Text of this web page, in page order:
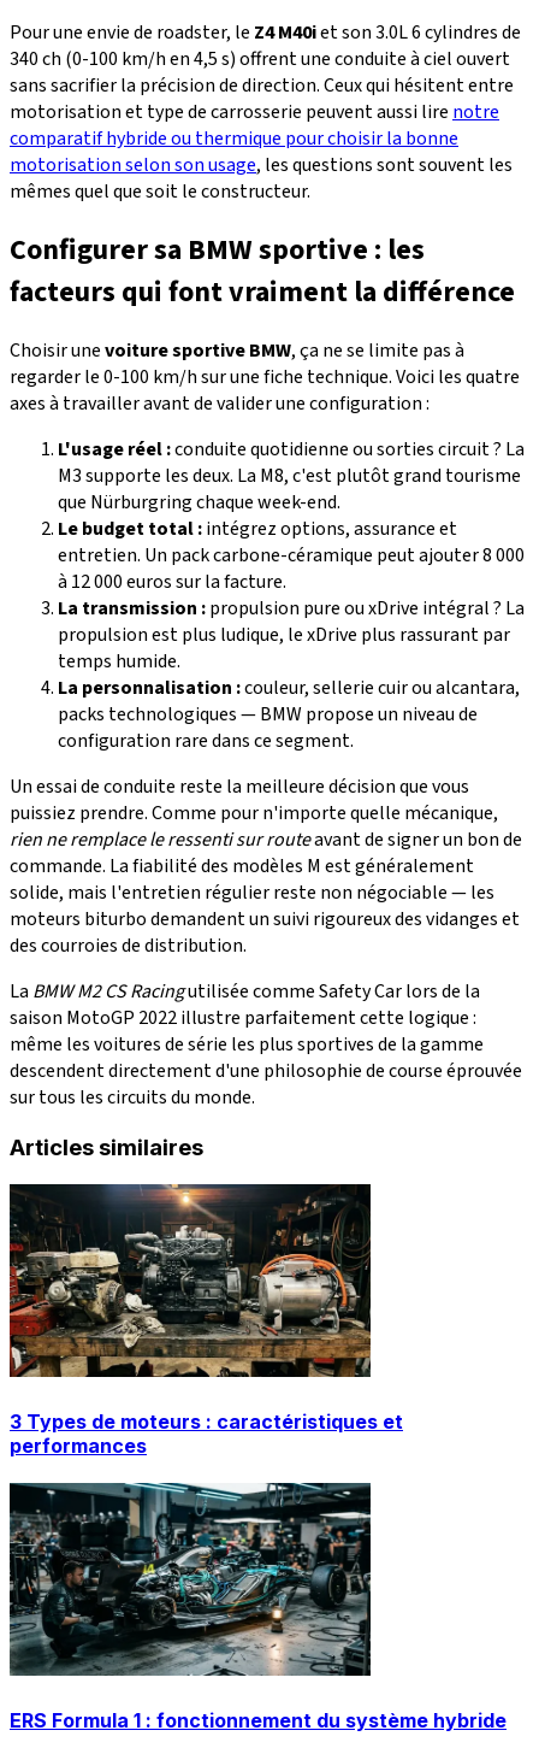
Pour une envie de roadster, le Z4 M40iet son 3.0L 6 cylindres de
340 ch (0-100 km/h en 4,5 s) offrent une conduite à ciel ouvert
sans sacrifier la précision de direction. Ceux qui hésitent entre
motorisation et type de carrosserie peuvent aussi lirenotre
comparatif hybride ou thermique pour choisir la bonne
motorisation selon son usage, les questions sont souvent les
mêmes quel que soit le constructeur.
Configurer sa BMW sportive : les
facteurs qui font vraiment la différence
Choisir unevoiture sportive BMW, ça ne se limite pas à
regarder le 0-100 km/h sur une fiche technique. Voici les quatre
axes à travailler avant de valider une configuration :
L'usage réel :conduite quotidienne ou sorties circuit ? La
M3 supporte les deux. La M8, c'est plutôt grand tourisme
que Nürburgring chaque week-end.
Le budget total :intégrez options, assurance et
entretien. Un pack carbone-céramique peut ajouter 8 000
à 12 000 euros sur la facture.
La transmission :propulsion pure ou xDrive intégral ? La
propulsion est plus ludique, le xDrive plus rassurant par
temps humide.
La personnalisation :couleur, sellerie cuir ou alcantara,
packs technologiques — BMW propose un niveau de
configuration rare dans ce segment.
Un essai de conduite reste la meilleure décision que vous
puissiez prendre. Comme pour n'importe quelle mécanique,
rien ne remplace le ressenti sur routeavant de signer un bon de
commande. La fiabilité des modèles M est généralement
solide, mais l'entretien régulier reste non négociable — les
moteurs biturbo demandent un suivi rigoureux des vidanges et
des courroies de distribution.
La BMW M2 CS Racingutilisée comme Safety Car lors de la
saison MotoGP 2022 illustre parfaitement cette logique :
même les voitures de série les plus sportives de la gamme
descendent directement d'une philosophie de course éprouvée
sur tous les circuits du monde.
Articles similaires
3 Types de moteurs : caractéristiques et
performances
ERS Formula 1 : fonctionnement du système hybride